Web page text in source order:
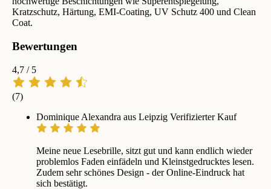
Kratzschutz, Härtung, EMI-Coating, UV Schutz 400 und Clean
Coat.
Bewertungen
4,7 / 5
(7)
Dominique Alexandra aus Leipzig Verifizierter Kauf
Meine neue Lesebrille, sitzt gut und kann endlich wieder
problemlos Faden einfädeln und Kleinstgedrucktes lesen.
Zudem sehr schönes Design - der Online-Eindruck hat
sich bestätigt.